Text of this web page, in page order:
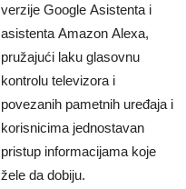
verzije Google Asistenta i
asistenta Amazon Alexa,
pružajući laku glasovnu
kontrolu televizora i
povezanih pametnih uređaja i
korisnicima jednostavan
pristup informacijama koje
žele da dobiju.